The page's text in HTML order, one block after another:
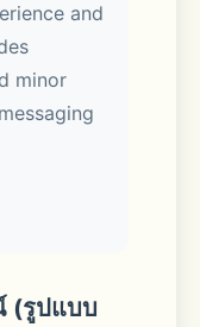
with
new
and
minor
(รูปแบบ